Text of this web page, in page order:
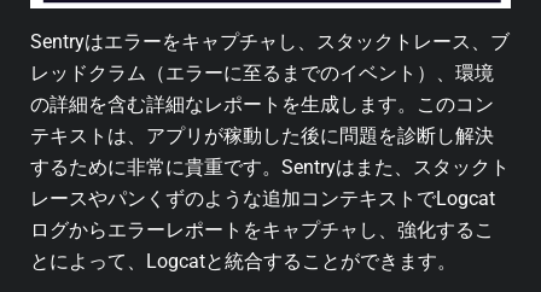
Sentryはエラーをキャプチャし、スタックトレース、ブ
レッドクラム（エラーに至るまでのイベント）、環境
の詳細を含む詳細なレポートを生成します。このコン
テキストは、アプリが稼動した後に問題を診断し解決
するために非常に貴重です。Sentryはまた、スタックト
レースやパンくずのような追加コンテキストでLogcat
ログからエラーレポートをキャプチャし、強化するこ
とによって、Logcatと統合することができます。